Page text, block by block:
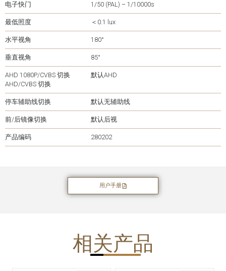
电子快门 1/50 (PAL) – 1/10000s
最低照度 ＜0.1 lux
水平视角 180°
垂直视角 85°
AHD 1080P/CVBS 切换
AHD/CVBS 切换
默认AHD
停车辅助线切换 默认无辅助线
前/后镜像切换 默认后视
产品编码 280202
用户手册
相关产品